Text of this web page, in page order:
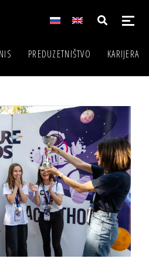
PREDUZETNIŠTVO KARIJERA